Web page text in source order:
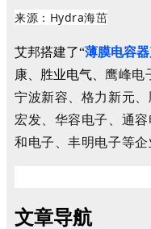
来源：Hydra海茁
艾邦搭建了“薄膜电容
康、胜业电气、 鹰峰电
宁波新容、格力新元、
宏发、华容电子、 通容
和电子、丰明电子等企
文章导航